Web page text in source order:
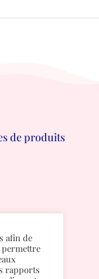
de produits
afin de
rapports